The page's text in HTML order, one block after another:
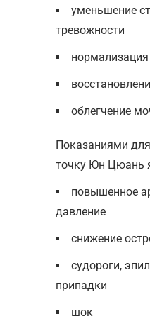
уменьшение
тревожности
нормализация
облегчение
Показаниями
точку Юн Цюань
повышенное
давление
снижение
судороги,
припадки
шок